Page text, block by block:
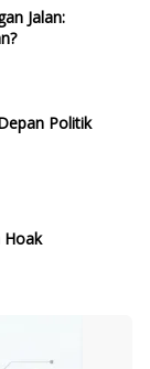
Jalan:
Politik
Hoak